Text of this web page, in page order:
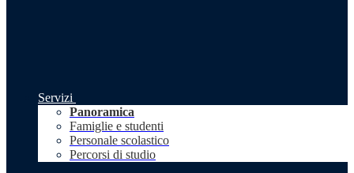
Servizi
Panoramica
Famiglie e studenti
Personale scolastico
Percorsi di studio